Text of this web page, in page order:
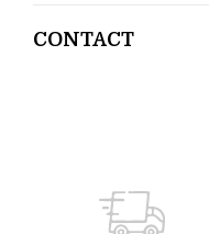
CONTACT